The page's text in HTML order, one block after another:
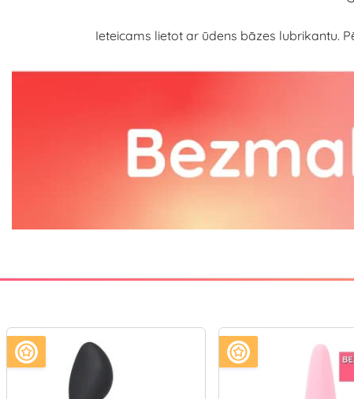
Ieteicams lietot ar ūdens bāzes lubrikantu.